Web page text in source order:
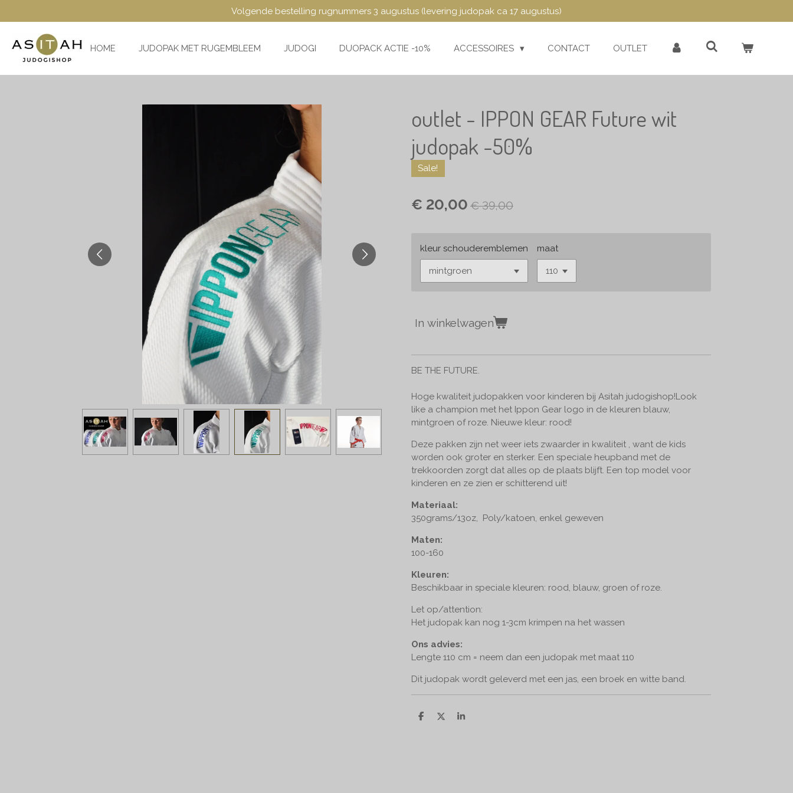
direct
de
hoofdinhoud
Volgende bestelling rugnummers 3 augustus (levering judopak ca 17 augustus)
HOME JUDOPAK MET RUGEMBLEEM JUDOGI DUOPACK ACTIE -10% ACCESSOIRES CONTACT OUTLET
outlet - IPPON GEAR Future wit
judopak -50%
Sale!
€ 20,00 € 39,00
kleur schouderemblemen maat
In winkelwagen
BE THE FUTURE.
Hoge kwaliteit judopakken voor kinderen bij Asitah judogishop!Look
like a champion met het Ippon Gear logo in de kleuren blauw,
mintgroen of roze. Nieuwe kleur: rood!
Deze pakken zijn net weer iets zwaarder in kwaliteit , want de kids
worden ook groter en sterker. Een speciale heupband met de
trekkoorden zorgt dat alles op de plaats blijft. Een top model voor
kinderen en ze zien er schitterend uit!
Materiaal:
350grams/13oz, Poly/katoen, enkel geweven
Maten:
100-160
Kleuren:
Beschikbaar in speciale kleuren: rood, blauw, groen of roze.
Let op/attention:
Het judopak kan nog 1-3cm krimpen na het wassen
Ons advies:
Lengte 110 cm = neem dan een judopak met maat 110
Dit judopak wordt geleverd met een jas, een broek en witte band.
D
D
S